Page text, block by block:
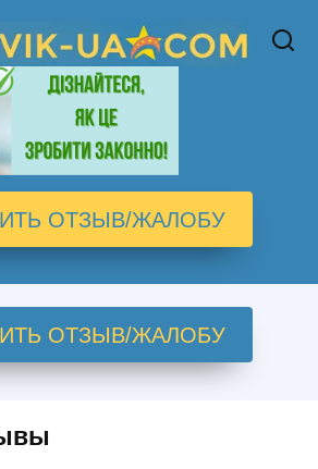
ОТЗЫВ/ЖАЛОБУ
ОТЗЫВ/ЖАЛОБУ